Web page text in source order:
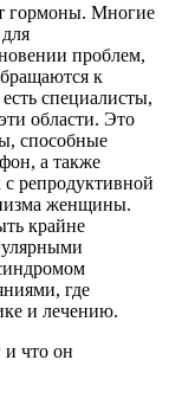
гормоны. Многие
проблем,
к
специалисты,
области. Это
способные
а также
репродуктивной
женщины.
крайне
где
и лечению.